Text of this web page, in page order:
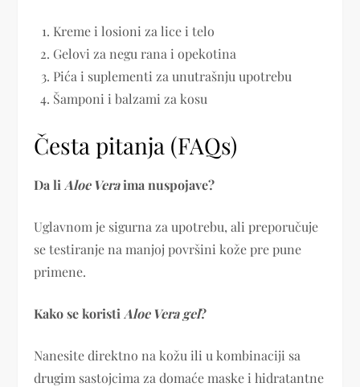
Kreme i losioni za lice i telo
Gelovi za negu rana i opekotina
Pića i suplementi za unutrašnju upotrebu
Šamponi i balzami za kosu
Česta pitanja (FAQs)
Da li Aloe Veraima nuspojave?
Uglavnom je sigurna za upotrebu, ali preporučuje
se testiranje na manjoj površini kože pre pune
primene.
Kako se koristi Aloe Vera gel?
Nanesite direktno na kožu ili u kombinaciji sa
drugim sastojcima za domaće maske i hidratantne